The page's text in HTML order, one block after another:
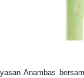
Anambas